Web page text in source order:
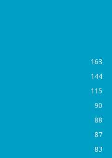
163
144
115
90
88
87
83